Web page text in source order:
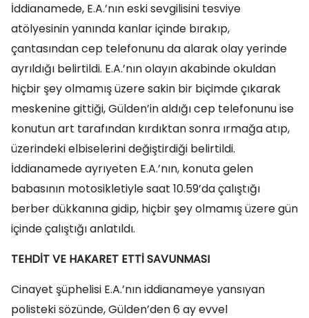
İddianamede, E.A.’nın eski sevgilisini tesviye
atölyesinin yanında kanlar içinde bırakıp,
çantasından cep telefonunu da alarak olay yerinde
ayrıldığı belirtildi. E.A.’nın olayın akabinde okuldan
hiçbir şey olmamış üzere sakin bir biçimde çıkarak
meskenine gittiği, Gülden’in aldığı cep telefonunu ise
konutun art tarafından kırdıktan sonra ırmağa atıp,
üzerindeki elbiselerini değiştirdiği belirtildi.
İddianamede ayrıyeten E.A.’nın, konuta gelen
babasının motosikletiyle saat 10.59’da çalıştığı
berber dükkanına gidip, hiçbir şey olmamış üzere gün
içinde çalıştığı anlatıldı.
TEHDİT VE HAKARET ETTİ SAVUNMASI
Cinayet şüphelisi E.A.’nın iddianameye yansıyan
polisteki sözünde, Gülden’den 6 ay evvel